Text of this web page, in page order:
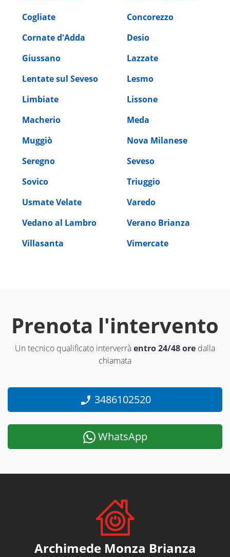
Cogliate
Concorezzo
Cornate d'Adda
Desio
Giussano
Lazzate
Lentate sul Seveso
Lesmo
Limbiate
Lissone
Macherio
Meda
Muggiò
Nova Milanese
Seregno
Seveso
Sovico
Triuggio
Usmate Velate
Varedo
Vedano al Lambro
Verano Brianza
Villasanta
Vimercate
Prenota l'intervento
Un tecnico qualificato interverràentro 24/48 ore dalla
chiamata
3486102520
WhatsApp
Archimede Monza Brianza